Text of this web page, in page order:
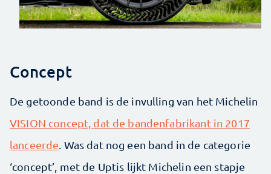
Concept
De getoonde band is de invulling van het Michelin
VISION concept, dat de bandenfabrikant in 2017
lanceerde . Was dat nog een band in de categorie
‘concept’, met de Uptis lijkt Michelin een stapje